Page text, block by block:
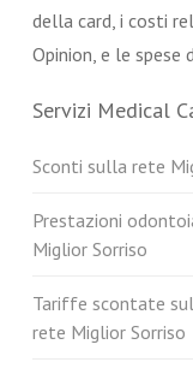
della card, i costi
Opinion, e le spese
Servizi Medical
Sconti sulla rete
Prestazioni
Miglior Sorriso
Tariffe scontate
rete Miglior Sorriso